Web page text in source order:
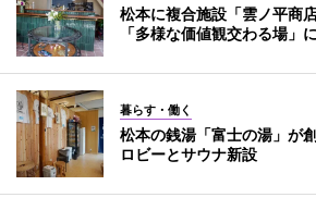
松本に複合施設「雲ノ平商
「多様な価値観交わる場」に
暮らす・働く
松本の銭湯「富士の湯」が
ロビーとサウナ新設